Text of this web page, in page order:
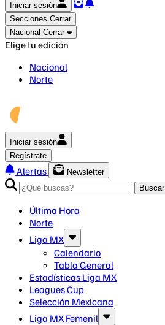
Iniciar sesión
Secciones Cerrar
Nacional Cerrar
Elige tu edición
Nacional
Norte
Iniciar sesión
Regístrate
Alertas
Newsletter
Buscar
Última Hora
Norte
Liga MX
Calendario
Tabla General
Estadísticas Liga MX
Leagues Cup
Selección Mexicana
Liga MX Femenil